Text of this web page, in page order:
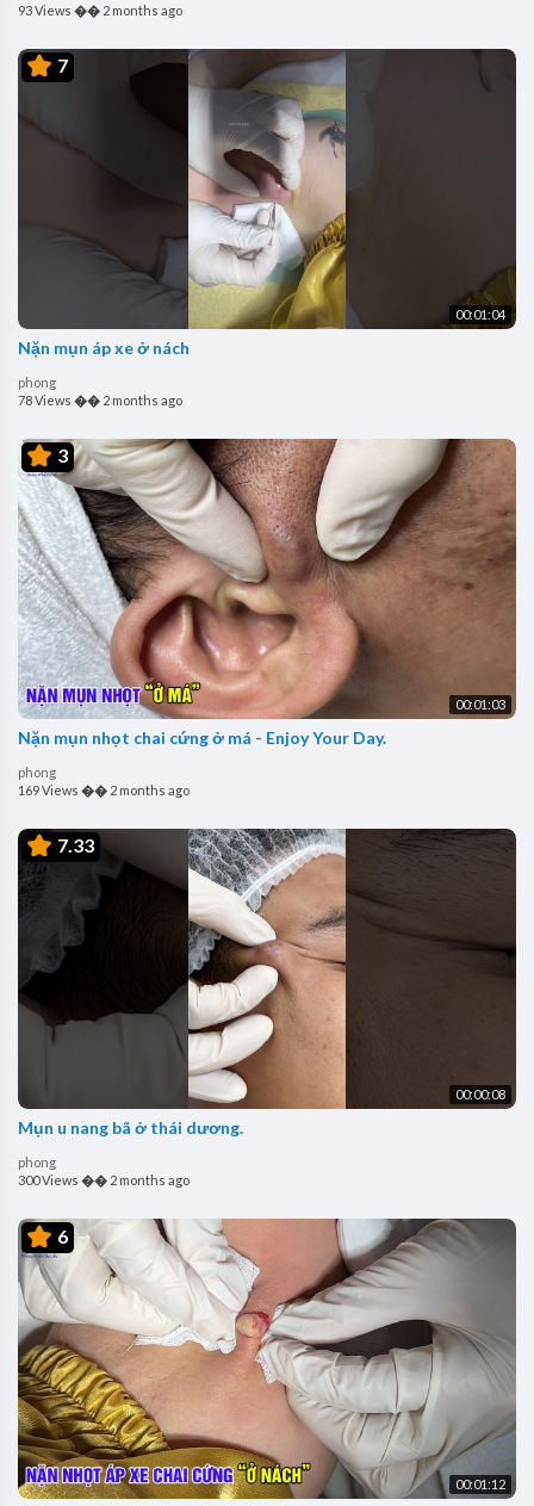
93 Views �� 2 months ago
7
00:01:04
Nặn mụn áp xe ở nách
phong
78 Views �� 2 months ago
3
00:01:03
Nặn mụn nhọt chai cứng ở má - Enjoy Your Day.
phong
169 Views �� 2 months ago
7.33
00:00:08
Mụn u nang bã ở thái dương.
phong
300 Views �� 2 months ago
6
00:01:12